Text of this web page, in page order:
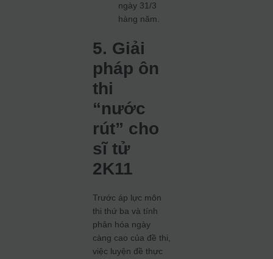
ngày 31/3
hàng năm.
5. Giải
pháp ôn
thi
“nước
rút” cho
sĩ tử
2K11
Trước áp lực môn
thi thứ ba và tính
phân hóa ngày
càng cao của đề thi,
việc luyện đề thực